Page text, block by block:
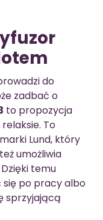
do
zadbać o
to propozycja
To
Lund, który
umożliwia
temu
się po pracy albo
sprzyjającą